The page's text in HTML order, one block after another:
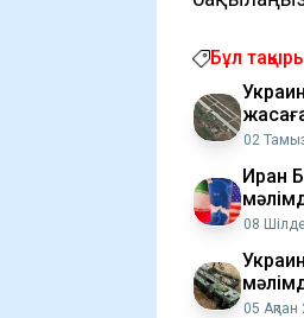
Бұл
02
Иран
08
05